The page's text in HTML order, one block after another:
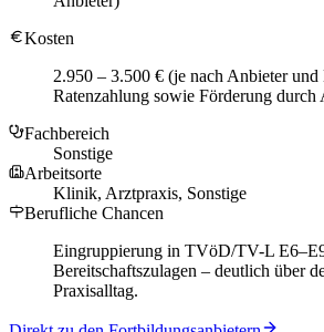
Kosten
2.950 – 3.500 € (je nach Anbieter
Ratenzahlung sowie Förderung durch
Fachbereich
Sonstige
Arbeitsorte
Klinik, Arztpraxis, Sonstige
Berufliche Chancen
Eingruppierung in TVöD/TV-L
Bereitschaftszulagen – deutlich über
Praxisalltag.